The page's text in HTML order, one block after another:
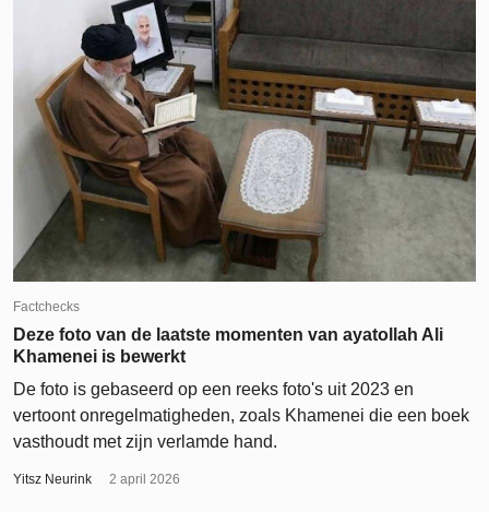
Factchecks
Deze foto van de laatste momenten van ayatollah Ali
Khamenei is bewerkt
De foto is gebaseerd op een reeks foto's uit 2023 en
vertoont onregelmatigheden, zoals Khamenei die een boek
vasthoudt met zijn verlamde hand.
Yitsz Neurink 2 april 2026